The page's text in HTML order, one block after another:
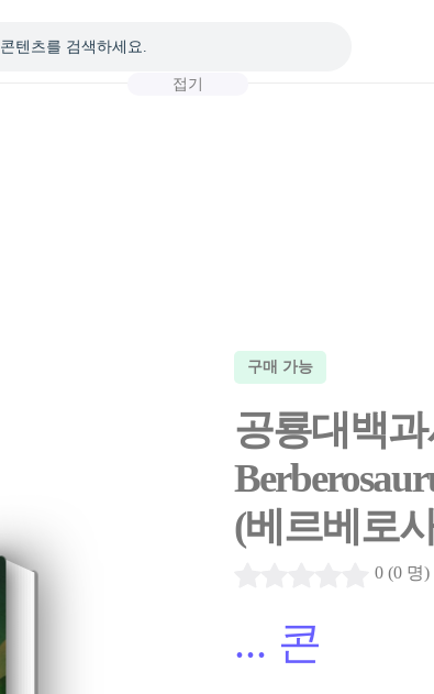
접기
구매 가능
공룡대백과
(베르베로
0 (0 명)
... 콘